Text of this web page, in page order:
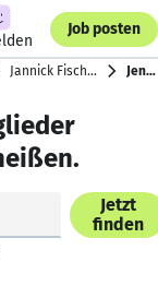
Job posten
Jannick Fischer … Kai-Uwe Fischer Jens Fischer
Jetzt
finden